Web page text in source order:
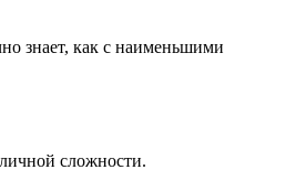
знает, как с наименьшими
сложности.